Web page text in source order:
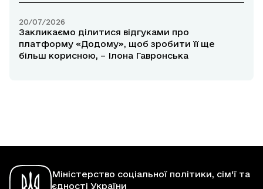
20/07/2026
Закликаємо ділитися відгуками про
платформу «Додому», щоб зробити її ще
більш корисною, – Ілона Гавронська
Міністерство соціальної політики, сім'ї та
єдності України